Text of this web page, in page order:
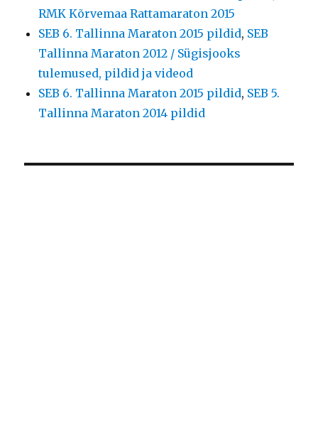
RMK Kõrvemaa Rattamaraton 2015
SEB 6. Tallinna Maraton 2015 pildid, SEB
Tallinna Maraton 2012 / Sügisjooks
tulemused, pildid ja videod
SEB 6. Tallinna Maraton 2015 pildid, SEB 5.
Tallinna Maraton 2014 pildid